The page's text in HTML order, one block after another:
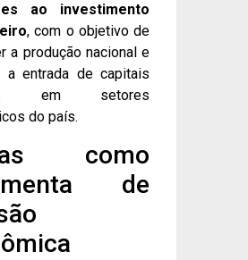
ao investimento
, com o objetivo de
a produção nacional e
a entrada de capitais
em setores
do país.
como
de